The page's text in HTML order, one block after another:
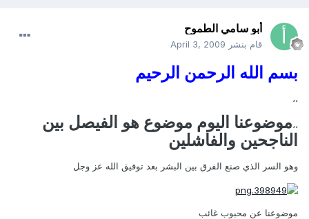
أبو سامي الطموح
قام بنشر April 3, 2009
بسم الله الرحمن الرحيم
،،
،،موضوعنا اليوم موضوع هو الفيصل بين
الناجحين والفاشلين
وهو السر الذي صنع الفرق بين البشر بعد توفيق الله عز وجل
موضوعنا عن محبوب غائب